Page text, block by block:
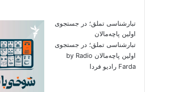
تبارشناسی تملق؛ در جستجوی
اولین‌ پاچه‌مالان
تبارشناسی تملق؛ در جستجوی
اولین‌ پاچه‌مالان by Radio
Farda رادیو فردا